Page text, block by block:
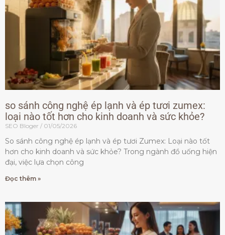
so sánh công nghệ ép lạnh và ép tươi zumex:
loại nào tốt hơn cho kinh doanh và sức khỏe?
SEO Bloger 01/05/2026
So sánh công nghệ ép lạnh và ép tươi Zumex: Loại nào tốt
hơn cho kinh doanh và sức khỏe? Trong ngành đồ uống hiện
đại, việc lựa chọn công
Đọc thêm »